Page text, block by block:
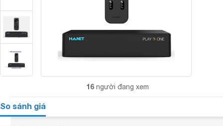
16 người đang xem
So sánh giá